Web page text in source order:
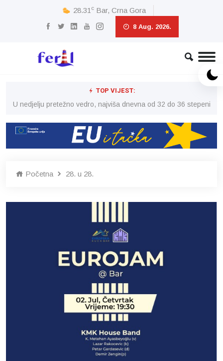
28.31 c Bar, Crna Gora
8 Aug. 2026.
TOP VIJEST:
U nedjelju pretežno vedro, najviša dnevna od 32 do 36 stepeni
Početna 28. u 28.